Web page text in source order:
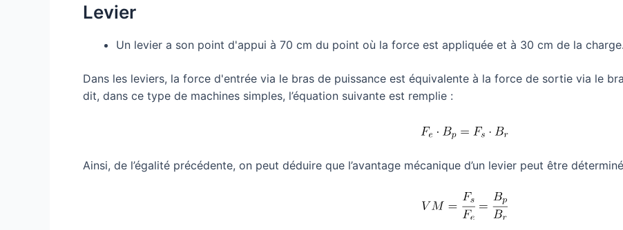
Levier
Un levier a son point d'appui à 70 cm du point où la force est appliquée et à 30 cm de la
Dans les leviers, la force d'entrée via le bras de puissance est équivalente à la force de sortie via le
dit, dans ce type de machines simples, l’équation suivante est remplie :
Ainsi, de l’égalité précédente, on peut déduire que l’avantage mécanique d’un levier peut être